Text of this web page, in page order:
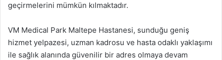
geçirmelerini mümkün kılmaktadır.
VM Medical Park Maltepe Hastanesi, sunduğu geniş
hizmet yelpazesi, uzman kadrosu ve hasta odaklı yaklaşımı
ile sağlık alanında güvenilir bir adres olmaya devam